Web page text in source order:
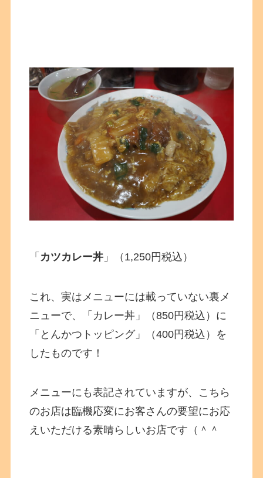
「 カツカレー丼 」（1,250円税込）
これ、実はメニューには載っていない裏メ
ニューで、「カレー丼」（850円税込）に
「とんかつトッピング」（400円税込）を
したものです！
メニューにも表記されていますが、こちら
のお店は臨機応変にお客さんの要望にお応
えいただける素晴らしいお店です（＾＾